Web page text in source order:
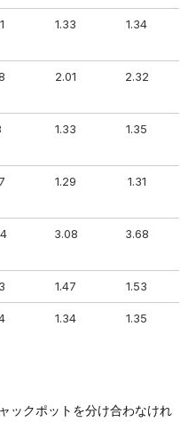
1.33 1.34
2.01 2.32
1.33 1.35
1.29 1.31
3.08 3.68
1.47 1.53
1.34 1.35
ックポットを分け合わなけれ